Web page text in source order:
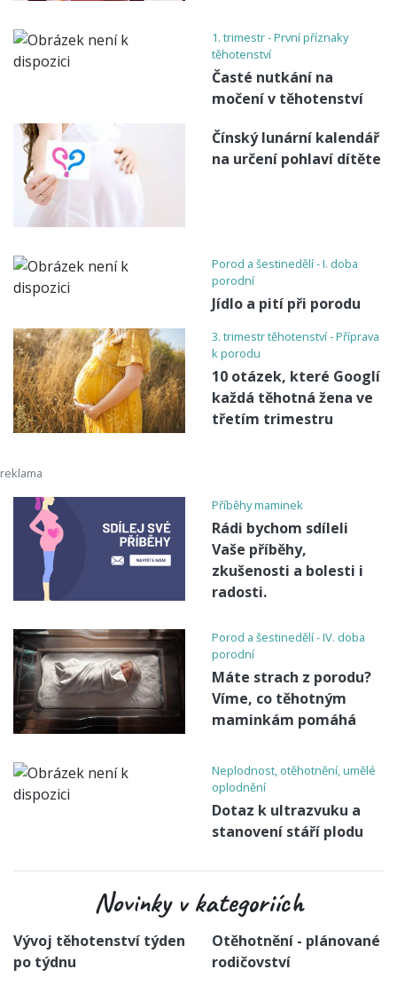
1. trimestr - První příznaky
těhotenství
Časté nutkání na
močení v těhotenství
Čínský lunární kalendář
na určení pohlaví dítěte
Porod a šestinedělí - I. doba
porodní
Jídlo a pití při porodu
3. trimestr těhotenství - Příprava
k porodu
10 otázek, které Googlí
každá těhotná žena ve
třetím trimestru
Příběhy maminek
Rádi bychom sdíleli
Vaše příběhy,
zkušenosti a bolesti i
radosti.
Porod a šestinedělí - IV. doba
porodní
Máte strach z porodu?
Víme, co těhotným
maminkám pomáhá
Neplodnost, otěhotnění, umělé
oplodnění
Dotaz k ultrazvuku a
stanovení stáří plodu
Novinky v kategoriích
Vývoj těhotenství týden
po týdnu
Otěhotnění - plánované
rodičovství